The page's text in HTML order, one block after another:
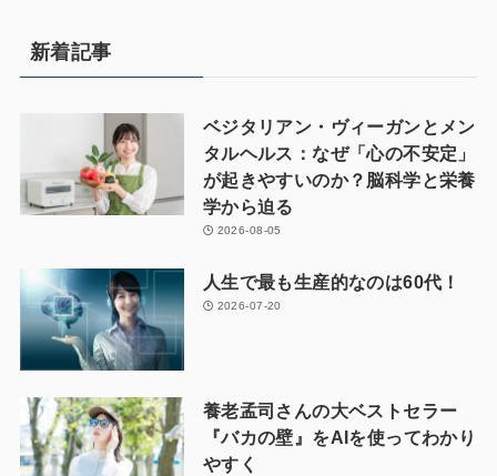
新着記事
ベジタリアン・ヴィーガンとメン
タルヘルス：なぜ「心の不安定」
が起きやすいのか？脳科学と栄養
学から迫る
2026-08-05
人生で最も生産的なのは60代！
2026-07-20
養老孟司さんの大ベストセラー
『バカの壁』をAIを使ってわかり
やすく